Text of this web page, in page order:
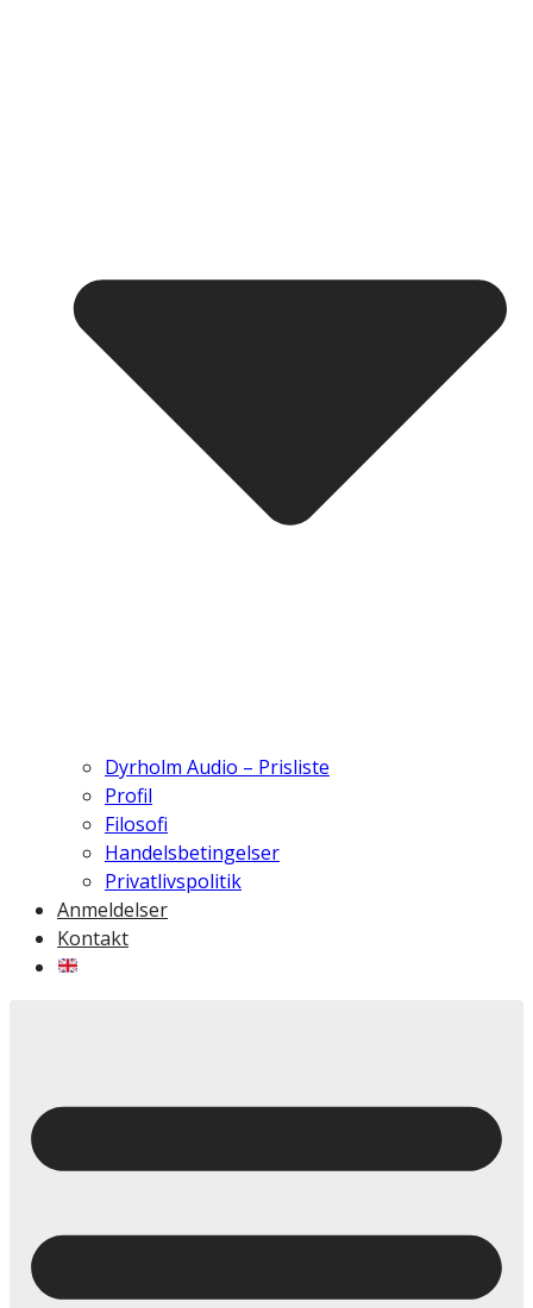
Dyrholm Audio – Prisliste
Profil
Filosofi
Handelsbetingelser
Privatlivspolitik
Anmeldelser
Kontakt